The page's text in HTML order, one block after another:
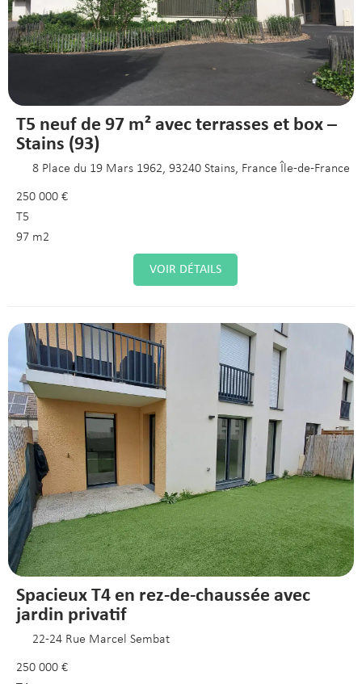
T5 neuf de 97 m² avec terrasses et box –
Stains (93)
8 Place du 19 Mars 1962, 93240 Stains, France Île-de-France
250 000 €
T5
97 m2
VOIR DÉTAILS
Spacieux T4 en rez-de-chaussée avec
jardin privatif
22-24 Rue Marcel Sembat
250 000 €